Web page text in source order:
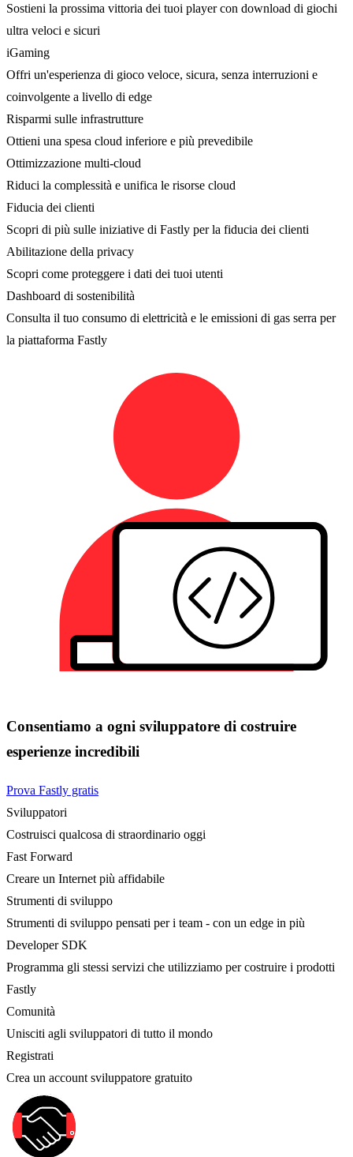
Sostieni la prossima vittoria dei tuoi player con download di giochi
ultra veloci e sicuri
iGaming
Offri un'esperienza di gioco veloce, sicura, senza interruzioni e
coinvolgente a livello di edge
Risparmi sulle infrastrutture
Ottieni una spesa cloud inferiore e più prevedibile
Ottimizzazione multi-cloud
Riduci la complessità e unifica le risorse cloud
Fiducia dei clienti
Scopri di più sulle iniziative di Fastly per la fiducia dei clienti
Abilitazione della privacy
Scopri come proteggere i dati dei tuoi utenti
Dashboard di sostenibilità
Consulta il tuo consumo di elettricità e le emissioni di gas serra per
la piattaforma Fastly
Consentiamo a ogni sviluppatore di costruire
esperienze incredibili
Prova Fastly gratis
Sviluppatori
Costruisci qualcosa di straordinario oggi
Fast Forward
Creare un Internet più affidabile
Strumenti di sviluppo
Strumenti di sviluppo pensati per i team - con un edge in più
Developer SDK
Programma gli stessi servizi che utilizziamo per costruire i prodotti
Fastly
Comunità
Unisciti agli sviluppatori di tutto il mondo
Registrati
Crea un account sviluppatore gratuito